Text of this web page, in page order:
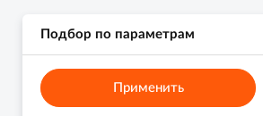
Подбор по параметрам
Применить